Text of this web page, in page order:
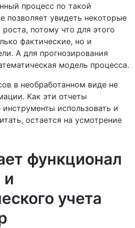
процесс по такой
позволяет увидеть некоторые
потому что для этого
фактические, но и
А для прогнозирования
модель процесса.
в необработанном виде не
Как эти отчеты
использовать и
остается на усмотрение
функционал
и
учета